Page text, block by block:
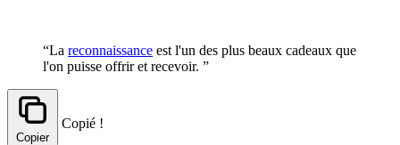
“La reconnaissance est l'un des plus beaux cadeaux que
l'on puisse offrir et recevoir. ”
Copier
Copié !